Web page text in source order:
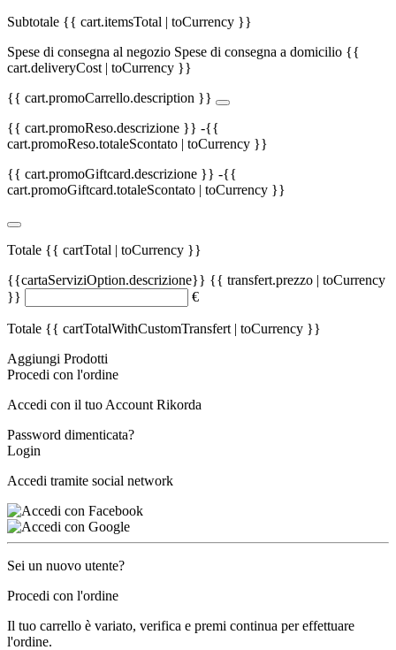
Subtotale {{ cart.itemsTotal | toCurrency }}
Spese di consegna al negozio Spese di consegna a domicilio {{
cart.deliveryCost | toCurrency }}
{{ cart.promoCarrello.description }}
{{ cart.promoReso.descrizione }} -{{
cart.promoReso.totaleScontato | toCurrency }}
{{ cart.promoGiftcard.descrizione }} -{{
cart.promoGiftcard.totaleScontato | toCurrency }}
Totale {{ cartTotal | toCurrency }}
{{cartaServiziOption.descrizione}} {{ transfert.prezzo | toCurrency
}}
€
Totale {{ cartTotalWithCustomTransfert | toCurrency }}
Aggiungi Prodotti
Procedi con l'ordine
Accedi con il tuo Account Rikorda
Password dimenticata?
Login
Accedi tramite social network
Sei un nuovo utente?
Procedi con l'ordine
Il tuo carrello è variato, verifica e premi continua per effettuare
l'ordine.